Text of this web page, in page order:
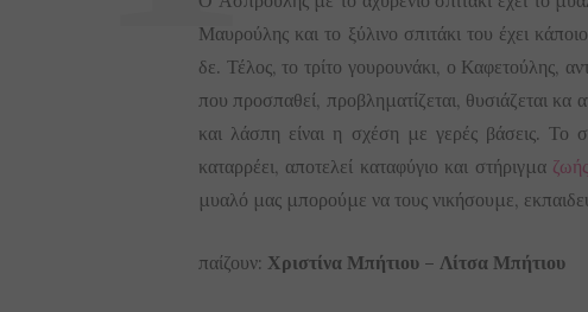
Μαυρούλης και το ξύλινο σπιτάκι του έχει
δε. Τέλος, το τρίτο γουρουνάκι, ο Καφετούλης,
που προσπαθεί, προβληματίζεται, θυσιάζεται κα
και λάσπη είναι η σχέση με γερές βάσεις. Το
καταρρέει, αποτελεί καταφύγιο και στήριγμα ζωής
μυαλό μας μπορούμε να τους νικήσουμε,
παίζουν: Χριστίνα Μπήτιου – Λίτσα Μπήτιου